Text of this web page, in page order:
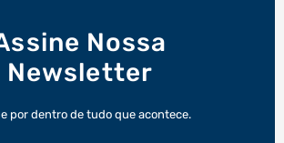
Nossa
Newsletter
por dentro de tudo que acontece.